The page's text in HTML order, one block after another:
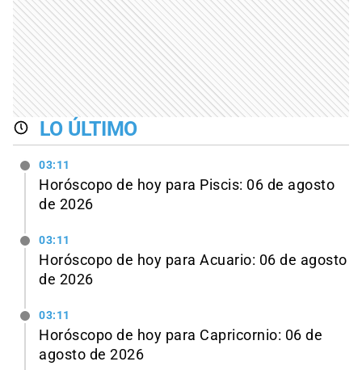
LO ÚLTIMO
03:11
Horóscopo de hoy para Piscis: 06 de agosto
de 2026
03:11
Horóscopo de hoy para Acuario: 06 de agosto
de 2026
03:11
Horóscopo de hoy para Capricornio: 06 de
agosto de 2026